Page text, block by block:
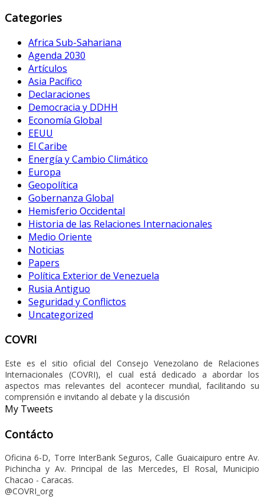
Categories
Africa Sub-Sahariana
Agenda 2030
Artículos
Asia Pacífico
Declaraciones
Democracia y DDHH
Economía Global
EEUU
El Caribe
Energía y Cambio Climático
Europa
Geopolítica
Gobernanza Global
Hemisferio Occidental
Historia de las Relaciones Internacionales
Medio Oriente
Noticias
Papers
Política Exterior de Venezuela
Rusia Antiguo
Seguridad y Conflictos
Uncategorized
COVRI
Este es el sitio oficial del Consejo Venezolano de Relaciones
Internacionales (COVRI), el cual está dedicado a abordar los
aspectos mas relevantes del acontecer mundial, facilitando su
comprensión e invitando al debate y la discusión
My Tweets
Contácto
Oficina 6-D, Torre InterBank Seguros, Calle Guaicaipuro entre Av.
Pichincha y Av. Principal de las Mercedes, El Rosal, Municipio
Chacao - Caracas.
@COVRI_org